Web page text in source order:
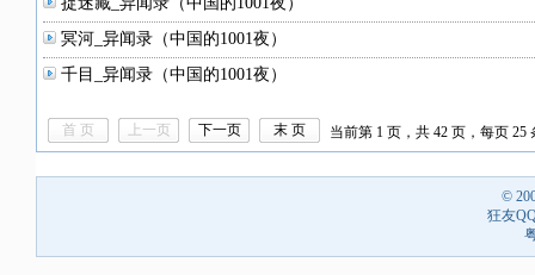
冥河_异闻录（中国的1001夜）
千目_异闻录（中国的1001夜）
首 页 上一页 下一页 末 页 当前第 1 页，共 42 页，每页 25
©
狂友